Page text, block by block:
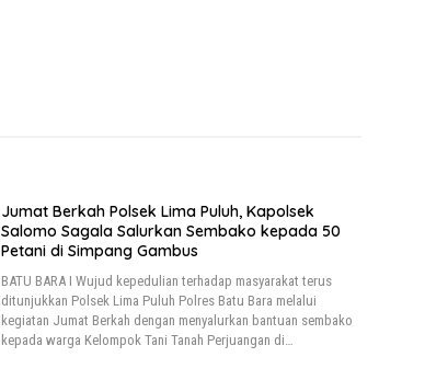
Jumat Berkah Polsek Lima Puluh, Kapolsek
Salomo Sagala Salurkan Sembako kepada 50
Petani di Simpang Gambus
BATU BARA I Wujud kepedulian terhadap masyarakat terus
ditunjukkan Polsek Lima Puluh Polres Batu Bara melalui
kegiatan Jumat Berkah dengan menyalurkan bantuan sembako
kepada warga Kelompok Tani Tanah Perjuangan di…